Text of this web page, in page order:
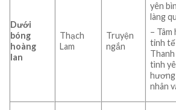
Dưới
bóng
hoàng
lan
Thạch
Lam
Truyện
ngắn
yên
làng
– Tâm
tinh tế
Thanh
tình
hương
nhân